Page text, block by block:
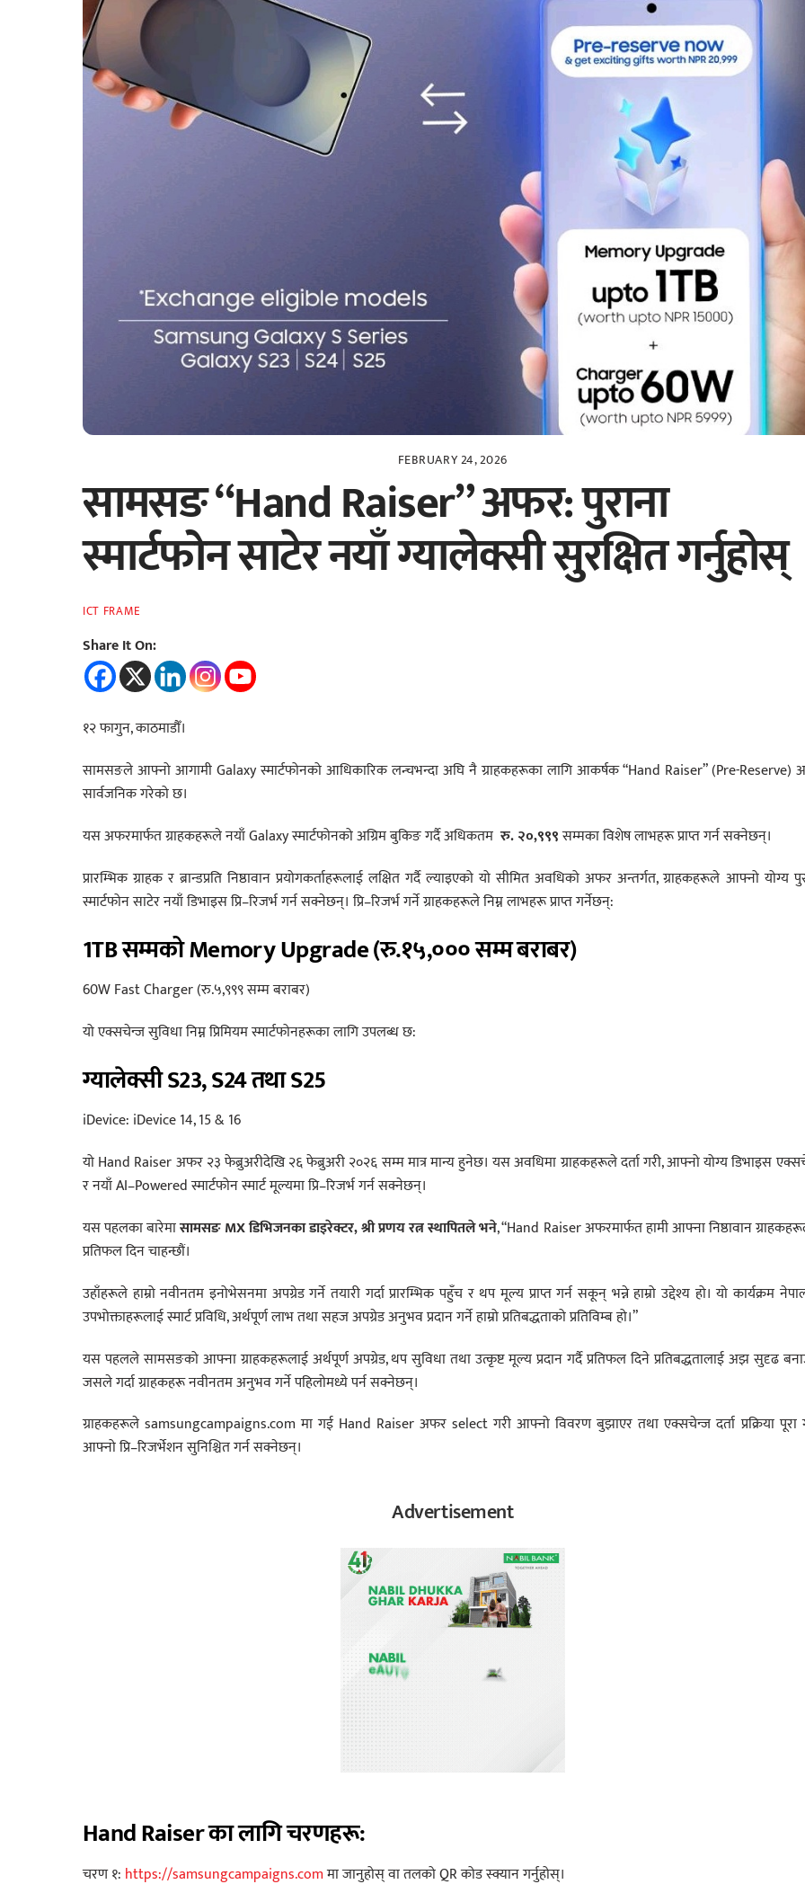
FEBRUARY 24, 2026
सामसङ “Hand Raiser” अफर: पुराना
स्मार्टफोन साटेर नयाँ ग्यालेक्सी सुरक्षित गर्नुहोस्
ICT FRAME
Share It On:
१२ फागुन, काठमाडौँ।
सामसङले आफ्नो आगामी Galaxy स्मार्टफोनको आधिकारिक लन्चभन्दा अघि नै ग्राहकहरूका लागि आकर्षक “Hand Raiser” (Pre-Reserve)
सार्वजनिक गरेको छ।
यस अफरमार्फत ग्राहकहरूले नयाँ Galaxy स्मार्टफोनको अग्रिम बुकिङ गर्दै अधिकतमरु.२०,९९९सम्मका विशेष लाभहरू प्राप्त गर्न सक्नेछन्।
प्रारम्भिक ग्राहक र ब्रान्डप्रति निष्ठावान प्रयोगकर्ताहरूलाई लक्षित गर्दै ल्याइएको यो सीमित अवधिको अफर अन्तर्गत, ग्राहकहरूले आफ्नो योग्य
स्मार्टफोन साटेर नयाँ डिभाइस प्रि–रिजर्भ गर्न सक्नेछन्। प्रि–रिजर्भ गर्ने ग्राहकहरूले निम्न लाभहरू प्राप्त गर्नेछन्:
1TB सम्मको Memory Upgrade (रु.१५,००० सम्म बराबर)
60W Fast Charger (रु.५,९९९ सम्म बराबर)
यो एक्सचेन्ज सुविधा निम्न प्रिमियम स्मार्टफोनहरूका लागि उपलब्ध छ:
ग्यालेक्सीS23, S24तथाS25
iDevice: iDevice 14, 15 & 16
यो Hand Raiser अफर २३ फेब्रुअरीदेखि २६ फेब्रुअरी २०२६ सम्म मात्र मान्य हुनेछ। यस अवधिमा ग्राहकहरूले दर्ता गरी, आफ्नो योग्य डिभाइस
र नयाँ AI–Powered स्मार्टफोन स्मार्ट मूल्यमा प्रि–रिजर्भ गर्न सक्नेछन्।
यस पहलका बारेमासामसङMXडिभिजनका डाइरेक्टर,श्री प्रणय रत्न स्थापितले भने, “Hand Raiser अफरमार्फत हामी आफ्ना निष्ठावान
प्रतिफल दिन चाहन्छौं।
उहाँहरूले हाम्रो नवीनतम इनोभेसनमा अपग्रेड गर्ने तयारी गर्दा प्रारम्भिक पहुँच र थप मूल्य प्राप्त गर्न सकून् भन्ने हाम्रो उद्देश्य हो। यो कार्यक्रम
उपभोक्ताहरूलाई स्मार्ट प्रविधि, अर्थपूर्ण लाभ तथा सहज अपग्रेड अनुभव प्रदान गर्ने हाम्रो प्रतिबद्धताको प्रतिविम्ब हो।”
यस पहलले सामसङको आफ्ना ग्राहकहरूलाई अर्थपूर्ण अपग्रेड, थप सुविधा तथा उत्कृष्ट मूल्य प्रदान गर्दै प्रतिफल दिने प्रतिबद्धतालाई अझ सुदृढ
जसले गर्दा ग्राहकहरू नवीनतम अनुभव गर्ने पहिलोमध्ये पर्न सक्नेछन्।
ग्राहकहरूले samsungcampaigns.com मा गई Hand Raiser अफर select गरी आफ्नो विवरण बुझाएर तथा एक्सचेन्ज दर्ता प्रक्रिया पूरा
आफ्नो प्रि–रिजर्भेशन सुनिश्चित गर्न सक्नेछन्।
Advertisement
Hand Raiserकालागिचरणहरू:
चरण १: https://samsungcampaigns.comमा जानुहोस् वा तलको QR कोड स्क्यान गर्नुहोस्।